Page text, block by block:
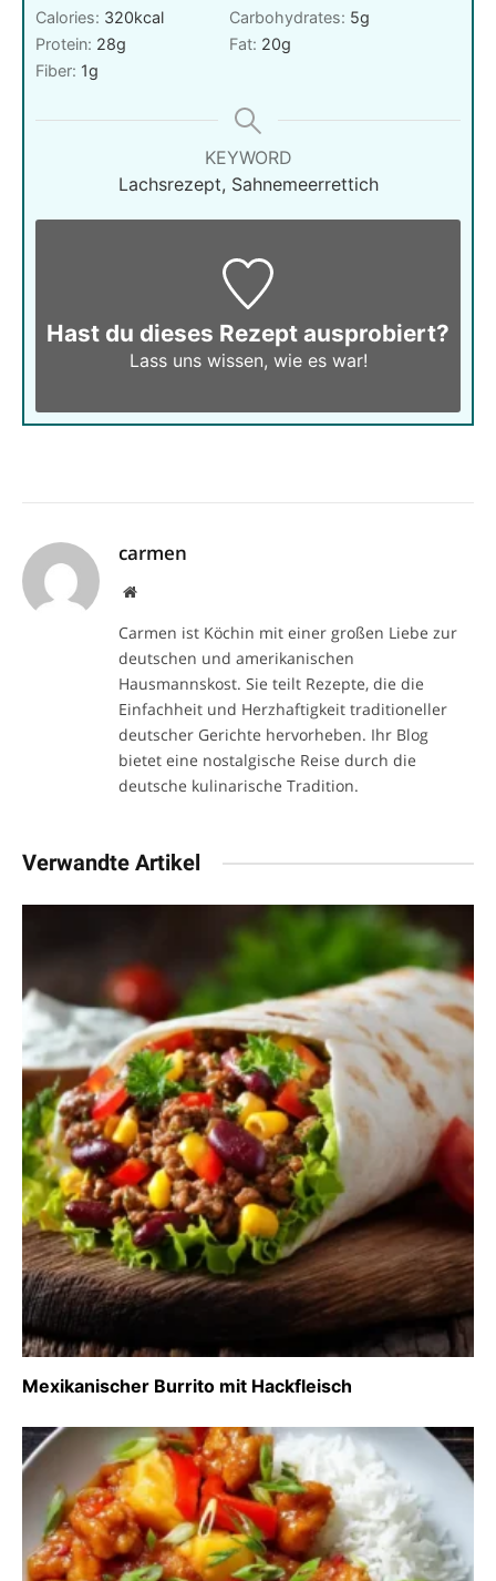
Calories: 320kcal Carbohydrates: 5g
Protein: 28g Fat: 20g
Fiber: 1g
KEYWORD
Lachsrezept, Sahnemeerrettich
Hast du dieses Rezept ausprobiert?
Lass uns wissen, wie es war!
carmen
Website
Carmen ist Köchin mit einer großen Liebe zur
deutschen und amerikanischen
Hausmannskost. Sie teilt Rezepte, die die
Einfachheit und Herzhaftigkeit traditioneller
deutscher Gerichte hervorheben. Ihr Blog
bietet eine nostalgische Reise durch die
deutsche kulinarische Tradition.
Verwandte Artikel
Mexikanischer Burrito mit Hackfleisch